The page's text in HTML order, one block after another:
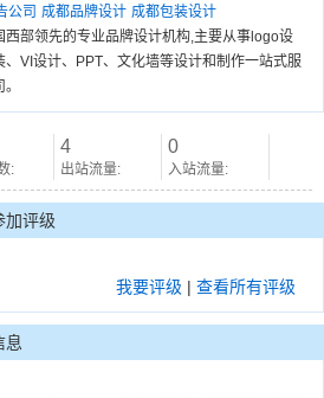
公司 成都品牌设计 成都包装设计
部领先的专业品牌设计机构,主要从事logo设
VI设计、PPT、文化墙等设计和制作一站式服
:
4
出站流量:
0
入站流量:
加评级
我要评级 | 查看所有评级
息